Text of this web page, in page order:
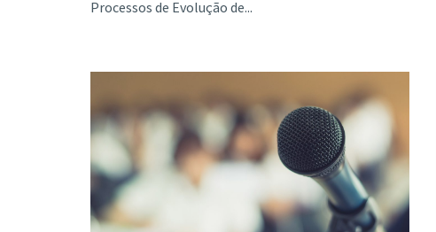
Processos de Evolução de...